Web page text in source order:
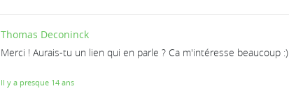
Thomas Deconinck
Merci ! Aurais-tu un lien qui en parle ? Ca m'intéresse beaucoup :)
Il y a presque 14 ans